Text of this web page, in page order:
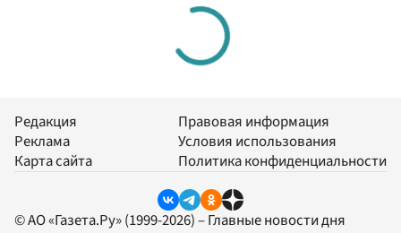
Редакция
Реклама
Карта сайта
Правовая информация
Условия использования
Политика конфиденциальности
© АО «Газета.Ру» (1999-2026) – Главные новости дня